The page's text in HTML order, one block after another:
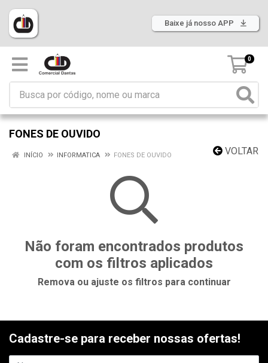
Baixe já nosso APP
0
FONES DE OUVIDO
VOLTAR
INÍCIO INFORMATICA FONES DE OUVIDO
Não foram encontrados produtos
com os filtros aplicados
Remova ou ajuste os filtros para continuar
Cadastre-se para receber nossas ofertas!